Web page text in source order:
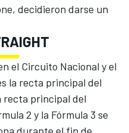
decidieron darse un
el Circuito Nacional y el
la recta principal del
recta principal del
2 y la Fórmula 3 se